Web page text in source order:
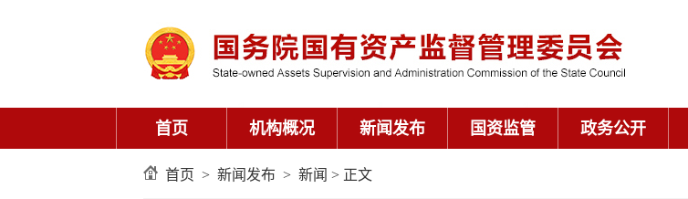
首页 机构概况 新闻发布 国资监管 政务公开
首页 > 新闻发布 > 新闻 > 正文